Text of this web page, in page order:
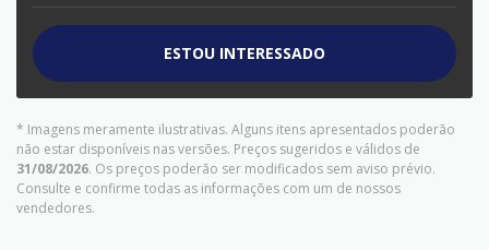
ESTOU INTERESSADO
* Imagens meramente ilustrativas. Alguns itens apresentados poderão
não estar disponíveis nas versões. Preços sugeridos e válidos de
31/08/2026. Os preços poderão ser modificados sem aviso prévio.
Consulte e confirme todas as informações com um de nossos
vendedores.